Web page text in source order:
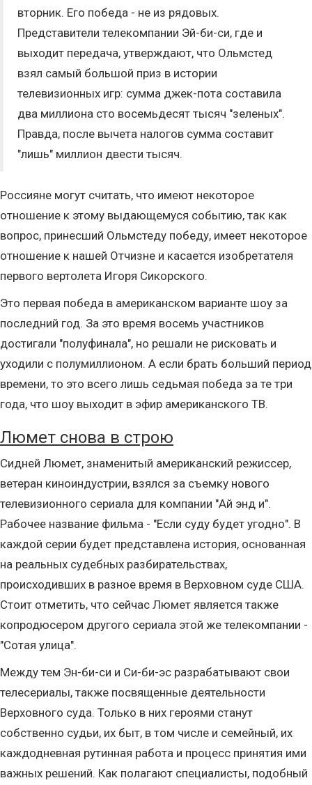
вторник. Его победа - не из рядовых.
Представители телекомпании Эй-би-си, где и
выходит передача, утверждают, что Ольмстед
взял самый большой приз в истории
телевизионных игр: сумма джек-пота составила
два миллиона сто восемьдесят тысяч "зеленых".
Правда, после вычета налогов сумма составит
"лишь" миллион двести тысяч.
Россияне могут считать, что имеют некоторое
отношение к этому выдающемуся событию, так как
вопрос, принесший Ольмстеду победу, имеет некоторое
отношение к нашей Отчизне и касается изобретателя
первого вертолета Игоря Сикорского.
Это первая победа в американском варианте шоу за
последний год. За это время восемь участников
достигали "полуфинала", но решали не рисковать и
уходили с полумиллионом. А если брать больший период
времени, то это всего лишь седьмая победа за те три
года, что шоу выходит в эфир американского ТВ.
Люмет снова в строю
Сидней Люмет, знаменитый американский режиссер,
ветеран киноиндустрии, взялся за съемку нового
телевизионного сериала для компании "Ай энд и".
Рабочее название фильма - "Если суду будет угодно". В
каждой серии будет представлена история, основанная
на реальных судебных разбирательствах,
происходивших в разное время в Верховном суде США.
Стоит отметить, что сейчас Люмет является также
копродюсером другого сериала этой же телекомпании -
"Сотая улица".
Между тем Эн-би-си и Си-би-эс разрабатывают свои
телесериалы, также посвященные деятельности
Верховного суда. Только в них героями станут
собственно судьи, их быт, в том числе и семейный, их
каждодневная рутинная работа и процесс принятия ими
важных решений. Как полагают специалисты, подобный